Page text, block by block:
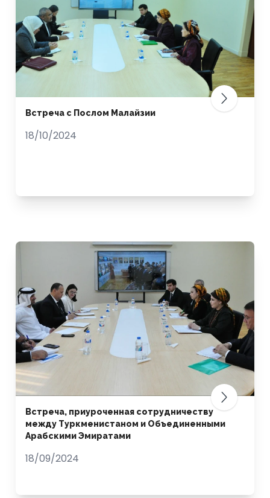
Встреча с Послом Малайзии
18/10/2024
Встреча, приуроченная сотрудничеству
между Туркменистаном и Объединенными
Арабскими Эмиратами
18/09/2024